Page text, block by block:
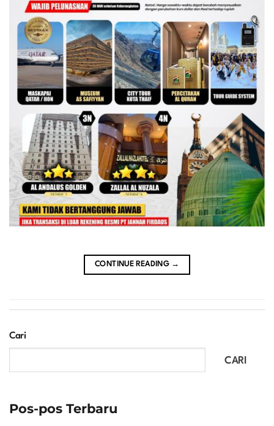
CONTINUE READING →
Cari
CARI
Pos-pos Terbaru